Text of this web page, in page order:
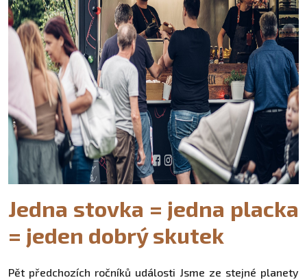
Jedna stovka = jedna placka
= jeden dobrý skutek
Pět předchozích ročníků události Jsme ze stejné planety